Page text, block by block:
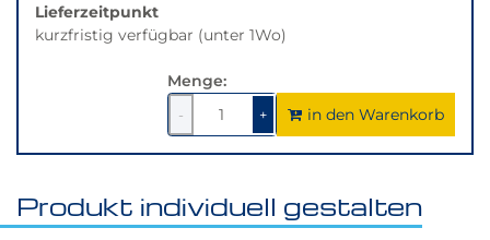
Lieferzeitpunkt
kurzfristig verfügbar (unter 1Wo)
Menge:
-
1
verringern
+1um
1
erhöhen
in den Warenkorb
Produkt individuell gestalten